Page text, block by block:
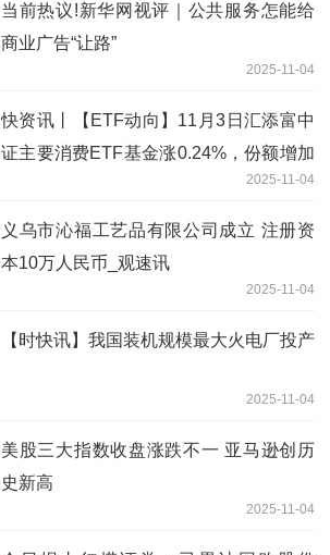
当前热议!新华网视评｜公共服务怎能给
商业广告“让路”
2025-11-04
快资讯丨【ETF动向】11月3日汇添富中
证主要消费ETF基金涨0.24%，份额增加
2025-11-04
义乌市沁福工艺品有限公司成立 注册资
本10万人民币_观速讯
2025-11-04
【时快讯】我国装机规模最大火电厂投产
2025-11-04
美股三大指数收盘涨跌不一 亚马逊创历
史新高
2025-11-04